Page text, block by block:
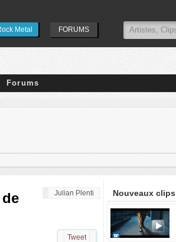
Metal FORUMS
Forums
Julian Plenti
Tweet
Nouveaux clips